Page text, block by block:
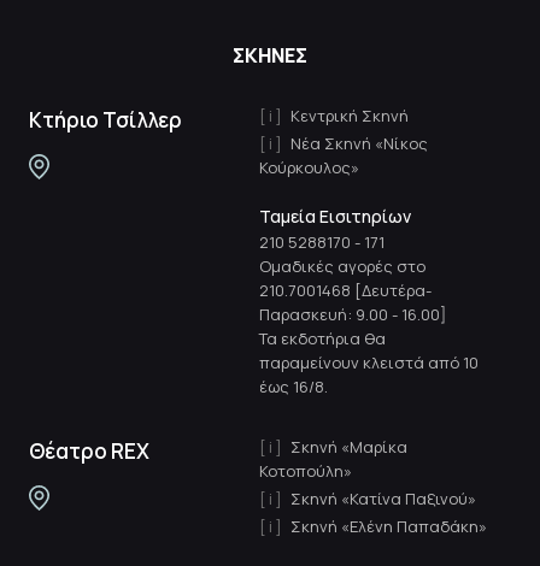
ΣΚΗΝΕΣ
Κτήριο Τσίλλερ
Κεντρική Σκηνή
Νέα Σκηνή «Νίκος
Κούρκουλος»
Ταμεία Εισιτηρίων
210 5288170 - 171
Ομαδικές αγορές στο
210.7001468 [Δευτέρα-
Παρασκευή: 9.00 - 16.00]
Τα εκδοτήρια θα
παραμείνουν κλειστά από 10
έως 16/8.
Θέατρο REX
Σκηνή «Μαρίκα
Κοτοπούλη»
Σκηνή «Κατίνα Παξινού»
Σκηνή «Ελένη Παπαδάκη»